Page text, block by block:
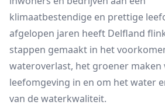
klimaatbestendige en prettige
afgelopen jaren heeft Delfland
stappen gemaakt in het
wateroverlast, het groener maken
leefomgeving in en om het water
van de waterkwaliteit.